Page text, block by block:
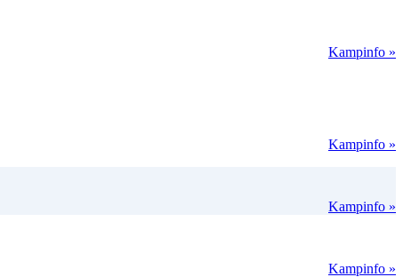
Kampinfo »
Kampinfo »
Kampinfo »
Kampinfo »